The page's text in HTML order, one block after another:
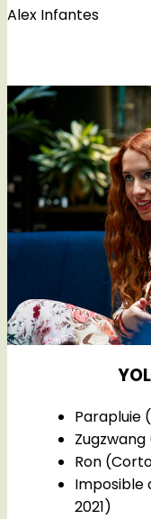
Alex Infantes
Parapluie
Ron
Imposible
2021)